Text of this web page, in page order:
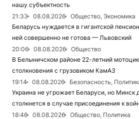
нашу субъектность
21:33
08.08.2026
Общество, Экономика
Беларусь нуждается в гигантской
ней совершенно не готова — Львовский
20:06
08.08.2026
Общество
В Белыничском районе 22-летний
столкновения с грузовиком КамАЗ
19:14
08.08.2026
Безопасность,
Украина не угрожает Беларуси, но Минск
столкнется в случае присоединения к
18:46
08.08.2026
Общество, Политика